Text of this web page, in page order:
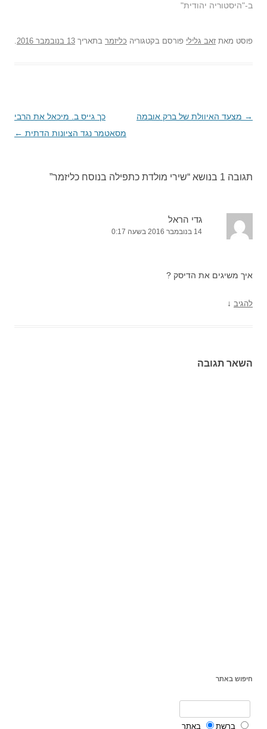
ב-"היסטוריה יהודית"
פוסט מאת זאב גלילי פורסם בקטגוריה כליזמר בתאריך 13 בנובמבר 2016 .
ניווט
→ מצעד האיוולת של ברק אובמה
כך גייס ב. מיכאל את הרבי
מסאטמר נגד הציונות הדתית ←
תגובה 1 בנושא “ שירי מולדת כתפילה בנוסח כליזמר”
גדי הראל
14 בנובמבר 2016 בשעה 0:17
איך משיגים את הדיסק ?
להגיב ↓
השאר תגובה
חיפוש באתר
ברשת באתר